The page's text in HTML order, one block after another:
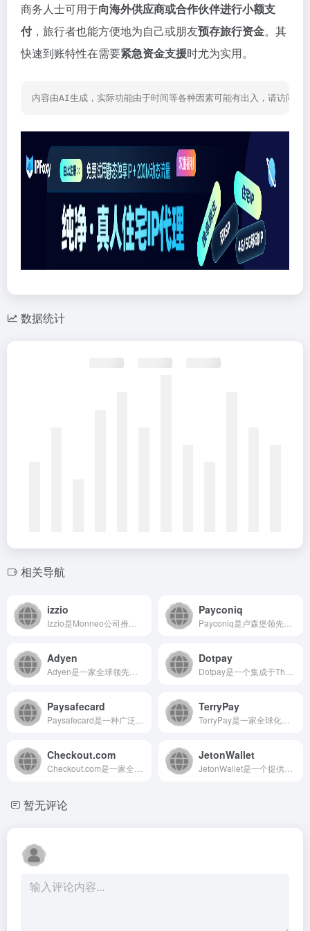
商务人士可用于向海外供应商或合作伙伴进行小额支
付，旅行者也能方便地为自己或朋友预存旅行资金。其
快速到账特性在需要紧急资金支援时尤为实用。
内容由AI生成，实际功能由于时间等各种因素可能有出入，请访问网
数据统计
相关导航
izzio Payconiq
Adyen Dotpay
Paysafecard TerryPay
Checkout.com JetonWallet
暂无评论